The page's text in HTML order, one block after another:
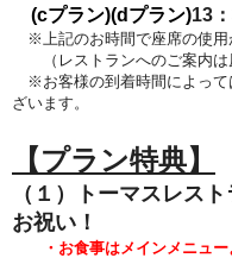
(cプラン)(dプラン)13
※上記のお時間で座席の使用
（レストランへのご案内は
※お客様の到着時間によって
ざいます。
【プラン特典】
（１）トーマスレス
お祝い！
・お食事はメインメニュー